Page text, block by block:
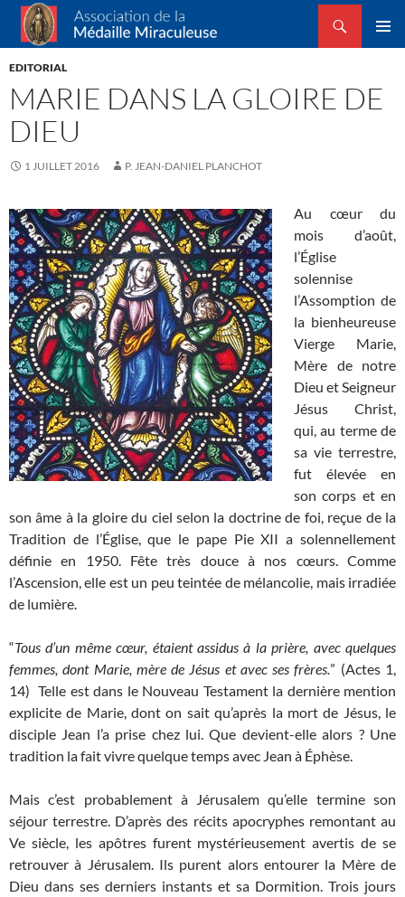
Association de la Médaille Miraculeuse
Recherche
ALLER
EDITORIAL
MARIE DANS LA GLOIRE DE
DIEU
1 JUILLET 2016 P. JEAN-DANIEL PLANCHOT
Au cœur du
mois d’août,
l’Église
solennise
l’Assomption de
la bienheureuse
Vierge Marie,
Mère de notre
Dieu et Seigneur
Jésus Christ,
qui, au terme de
sa vie terrestre,
fut élevée en
son corps et en
son âme à la gloire du ciel selon la doctrine de foi, reçue de la
Tradition de l’Église, que le pape Pie XII a solennellement
définie en 1950. Fête très douce à nos cœurs. Comme
l’Ascension, elle est un peu teintée de mélancolie, mais irradiée
de lumière.
“Tous d’un même cœur, étaient assidus à la prière, avec quelques
femmes, dont Marie, mère de Jésus et avec ses frères.” (Actes 1,
14) Telle est dans le Nouveau Testament la dernière mention
explicite de Marie, dont on sait qu’après la mort de Jésus, le
disciple Jean l’a prise chez lui. Que devient-elle alors ? Une
tradition la fait vivre quelque temps avec Jean à Éphèse.
Mais c’est probablement à Jérusalem qu’elle termine son
séjour terrestre. D’après des récits apocryphes remontant au
Ve siècle, les apôtres furent mystérieusement avertis de se
retrouver à Jérusalem. Ils purent alors entourer la Mère de
Dieu dans ses derniers instants et sa Dormition. Trois jours